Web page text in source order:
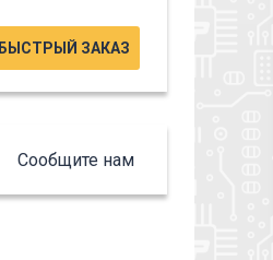
БЫСТРЫЙ ЗАКАЗ
Сообщите нам